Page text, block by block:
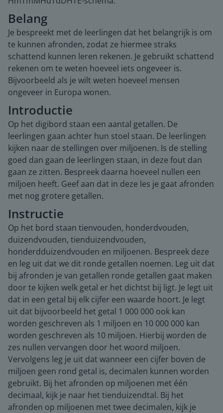
Belang
Je bespreekt met de leerlingen dat het belangrijk is om
te kunnen afronden, zodat ze hiermee straks
schattend kunnen leren rekenen. Je gebruikt schattend
rekenen om te weten hoeveel iets ongeveer is.
Bijvoorbeeld als je wilt weten hoeveel mensen
ongeveer in Europa wonen.
Introductie
Op het digibord staan een aantal getallen. De
leerlingen gaan achter hun stoel staan. De leerlingen
kijken naar de stellingen over miljoenen. Is de stelling
goed dan gaan de leerlingen staan, in deze fout dan
gaan ze zitten. Bespreek daarna hoeveel nullen een
miljoen heeft. Geef aan dat in deze les je gaat afronden
met nog grotere getallen.
Instructie
Op het bord staan tienvouden, honderdvouden,
duizendvouden, tienduizendvouden,
honderdduizendvouden en miljoenen. Bespreek deze
en leg uit dat we dit ronde getallen noemen. Leg uit dat
bij afronden je van getallen ronde getallen gaat maken
door te kijken welk getal er het dichtst bij ligt. Je legt uit
dat in een getal bij elk cijfer een waarde hoort. Je legt
uit dat bijvoorbeeld het getal 1 000 000 ook kan
worden geschreven als 1 miljoen en 10 000 000 kan
worden geschreven als 10 miljoen. Hierbij worden de
zes nullen vervangen door het woord miljoen.
Vervolgens leg je uit dat wanneer een cijfer boven de
miljoen geen rond getal is, decimalen kunnen worden
gebruikt. Bij het afronden op miljoenen met één
decimaal, kijk je naar het tienduizendtal. Bij het
afronden op miljoenen met twee decimalen, kijk je